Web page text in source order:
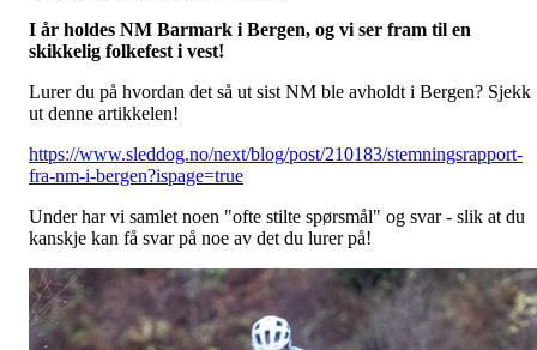
I år holdes NM Barmark i Bergen, og vi ser fram til en
skikkelig folkefest i vest!
Lurer du på hvordan det så ut sist NM ble avholdt i Bergen? Sjekk
ut denne artikkelen!
https://www.sleddog.no/next/blog/post/210183/stemningsrapport-
fra-nm-i-bergen?ispage=true
Under har vi samlet noen "ofte stilte spørsmål" og svar - slik at du
kanskje kan få svar på noe av det du lurer på!